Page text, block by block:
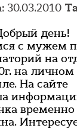
30.03.2010
день!
с мужем
на
на личном
На сайте
временно